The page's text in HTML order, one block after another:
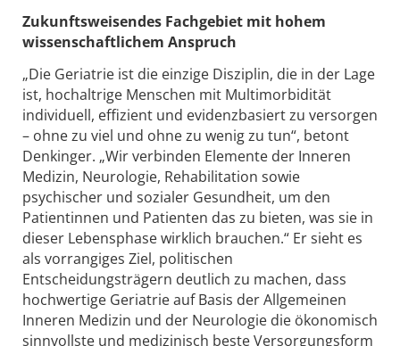
Zukunftsweisendes Fachgebiet mit hohem
wissenschaftlichem Anspruch
„Die Geriatrie ist die einzige Disziplin, die in der Lage
ist, hochaltrige Menschen mit Multimorbidität
individuell, effizient und evidenzbasiert zu versorgen
– ohne zu viel und ohne zu wenig zu tun“, betont
Denkinger. „Wir verbinden Elemente der Inneren
Medizin, Neurologie, Rehabilitation sowie
psychischer und sozialer Gesundheit, um den
Patientinnen und Patienten das zu bieten, was sie in
dieser Lebensphase wirklich brauchen.“ Er sieht es
als vorrangiges Ziel, politischen
Entscheidungsträgern deutlich zu machen, dass
hochwertige Geriatrie auf Basis der Allgemeinen
Inneren Medizin und der Neurologie die ökonomisch
sinnvollste und medizinisch beste Versorgungsform